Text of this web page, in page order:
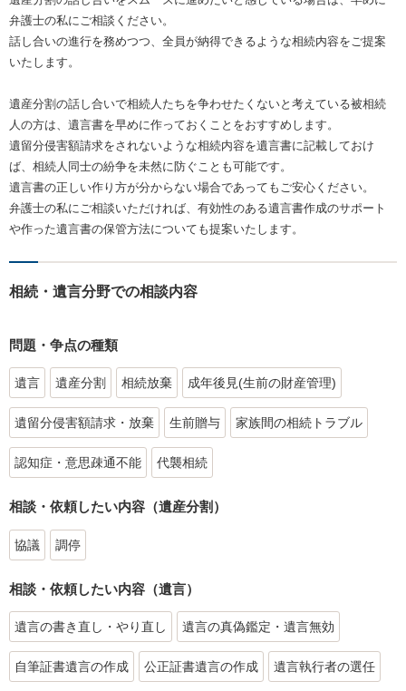
弁護士の私にご相談ください。
話し合いの進行を務めつつ、全員が納得できるような相続内容をご提案
いたします。
遺産分割の話し合いで相続人たちを争わせたくないと考えている被相続
人の方は、遺言書を早めに作っておくことをおすすめします。
遺留分侵害額請求をされないような相続内容を遺言書に記載しておけ
ば、相続人同士の紛争を未然に防ぐことも可能です。
遺言書の正しい作り方が分からない場合であってもご安心ください。
弁護士の私にご相談いただければ、有効性のある遺言書作成のサポート
や作った遺言書の保管方法についても提案いたします。
相続・遺言分野での相談内容
問題・争点の種類
遺言 遺産分割 相続放棄 成年後見(生前の財産管理)
遺留分侵害額請求・放棄 生前贈与 家族間の相続トラブル
認知症・意思疎通不能 代襲相続
相談・依頼したい内容（遺産分割）
協議 調停
相談・依頼したい内容（遺言）
遺言の書き直し・やり直し 遺言の真偽鑑定・遺言無効
自筆証書遺言の作成 公正証書遺言の作成 遺言執行者の選任